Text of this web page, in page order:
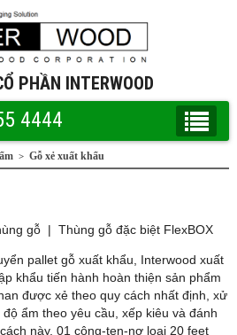
PHẦN INTERWOOD
4444
> Gỗ xẻ xuất khẩu
gỗ| Thùng gỗ đặc biệt FlexBOX
pallet gỗ xuất khẩu, Interwood xuất
khẩu tiến hành hoàn thiện sản phẩm
được xẻ theo quy cách nhất định, xử
ẩm theo yêu cầu, xếp kiêu và đánh
này, 01 công-ten-nơ loại 20 feet